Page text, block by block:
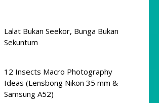
Lalat Bukan Seekor, Bunga Bukan
Sekuntum
12 Insects Macro Photography
Ideas (Lensbong Nikon 35 mm &
Samsung A52)